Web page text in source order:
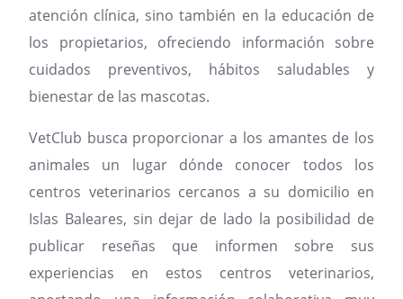
atención clínica, sino también en la educación de
los propietarios, ofreciendo información sobre
cuidados preventivos, hábitos saludables y
bienestar de las mascotas.
VetClub busca proporcionar a los amantes de los
animales un lugar dónde conocer todos los
centros veterinarios cercanos a su domicilio en
Islas Baleares, sin dejar de lado la posibilidad de
publicar reseñas que informen sobre sus
experiencias en estos centros veterinarios,